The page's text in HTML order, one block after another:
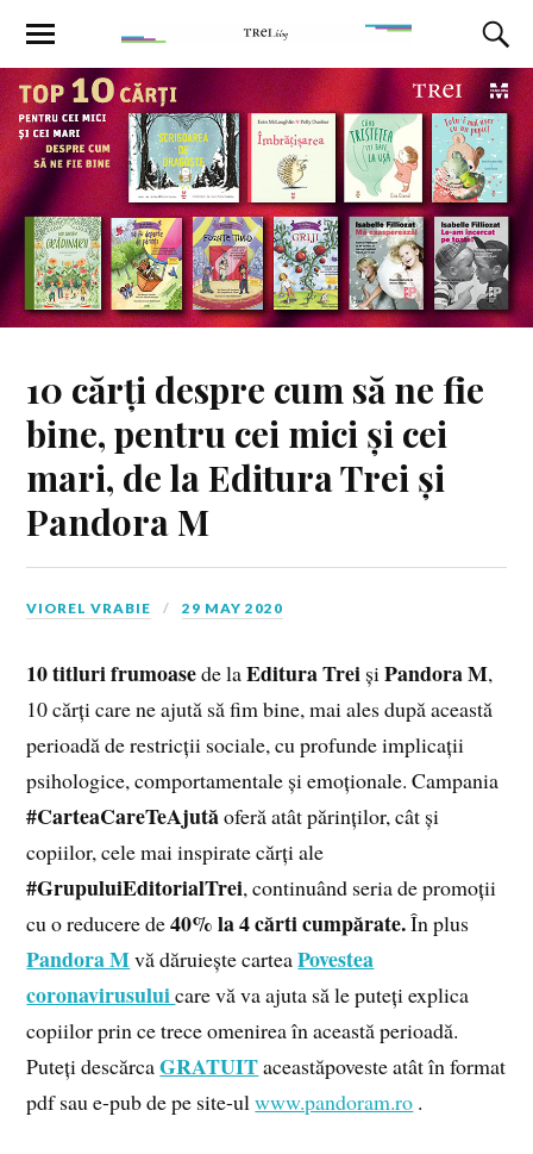
10 cărți despre cum să ne fie
bine, pentru cei mici și cei
mari, de la Editura Trei și
Pandora M
VIOREL VRABIE 29 MAY 2020
10 titluri frumoasede laEditura Trei șiPandora M,
10 cărți care ne ajută să fim bine, mai ales după această
perioadă de restricții sociale, cu profunde implicații
psihologice, comportamentale și emoționale. Campania
#CarteaCareTeAjutăoferă atât părinților, cât și
copiilor, cele mai inspirate cărți ale
#GrupuluiEditorialTrei, continuând seria de promoții
cu o reducere de40% la 4 cărti cumpărate.În plus
Pandora Mvă dăruiește carteaPovestea
coronavirusuluicare vă va ajuta să le puteți explica
copiilor prin ce trece omenirea în această perioadă.
Puteți descărcaGRATUITaceastăpoveste atât în format
pdf sau e-pub de pe site-ulwww.pandoram.ro .